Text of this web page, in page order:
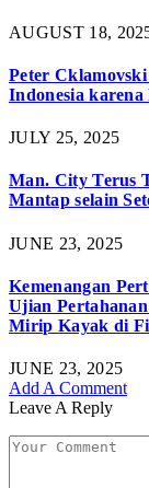
AUGUST 18,
Peter
Indonesia karena
JULY 25, 2025
Man. City Terus
Mantap selain
JUNE 23, 2025
Kemenangan
Ujian
Mirip Kayak di
JUNE 23, 2025
Add A Comment
Leave A Reply